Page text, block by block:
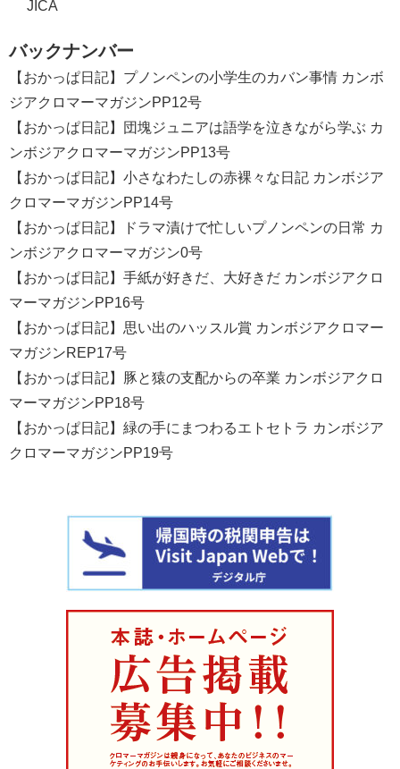
JICA
バックナンバー
【おかっぱ日記】プノンペンの小学生のカバン事情 カンボ
ジアクロマーマガジンPP12号
【おかっぱ日記】団塊ジュニアは語学を泣きながら学ぶ カ
ンボジアクロマーマガジンPP13号
【おかっぱ日記】小さなわたしの赤裸々な日記 カンボジア
クロマーマガジンPP14号
【おかっぱ日記】ドラマ漬けで忙しいプノンペンの日常 カ
ンボジアクロマーマガジン0号
【おかっぱ日記】手紙が好きだ、大好きだ カンボジアクロ
マーマガジンPP16号
【おかっぱ日記】思い出のハッスル賞 カンボジアクロマー
マガジンREP17号
【おかっぱ日記】豚と猿の支配からの卒業 カンボジアクロ
マーマガジンPP18号
【おかっぱ日記】緑の手にまつわるエトセトラ カンボジア
クロマーマガジンPP19号